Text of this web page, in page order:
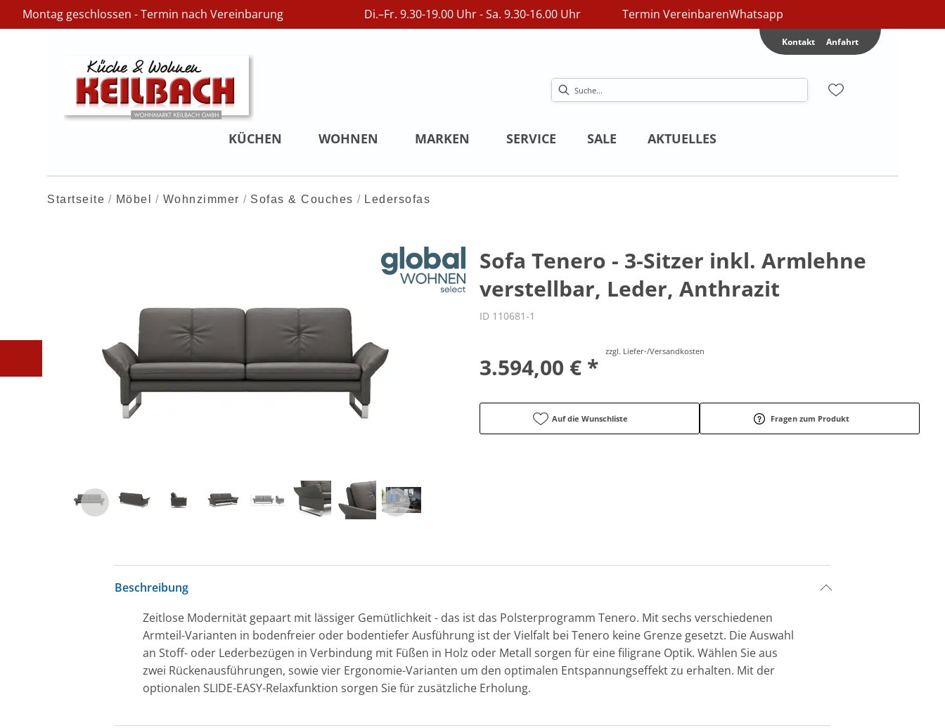
Montag geschlossen - Termin nach Vereinbarung Di.–Fr. 9.30-19.00 Uhr - Sa. 9.30-16.00 Uhr Termin VereinbarenWhatsapp
Kontakt Anfahrt
KÜCHEN WOHNEN MARKEN SERVICE SALE AKTUELLES
Startseite Möbel Wohnzimmer Sofas & Couches Ledersofas
Sofa Tenero - 3-Sitzer inkl. Armlehne
verstellbar, Leder, Anthrazit
ID 110681-1
3.594,00 € *
zzgl. Liefer-/Versandkosten
Auf die Wunschliste Fragen zum Produkt
Beschreibung
Zeitlose Modernität gepaart mit lässiger Gemütlichkeit - das ist das Polsterprogramm Tenero. Mit sechs verschiedenen
Armteil-Varianten in bodenfreier oder bodentiefer Ausführung ist der Vielfalt bei Tenero keine Grenze gesetzt. Die Auswahl
an Stoff- oder Lederbezügen in Verbindung mit Füßen in Holz oder Metall sorgen für eine filigrane Optik. Wählen Sie aus
zwei Rückenausführungen, sowie vier Ergonomie-Varianten um den optimalen Entspannungseffekt zu erhalten. Mit der
optionalen SLIDE-EASY-Relaxfunktion sorgen Sie für zusätzliche Erholung.